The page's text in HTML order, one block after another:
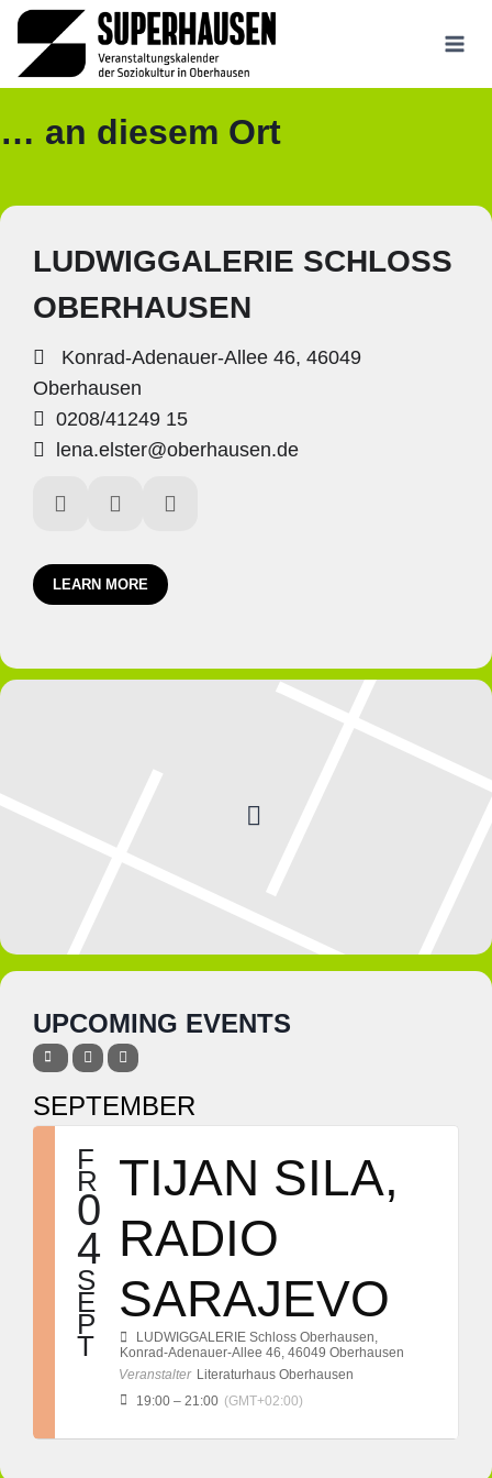
Zum
Inhalt
springen
… an diesem Ort
LUDWIGGALERIE SCHLOSS
OBERHAUSEN
Konrad-Adenauer-Allee 46, 46049
Oberhausen
0208/41249 15
lena.elster@oberhausen.de
LEARN MORE
UPCOMING EVENTS
SEPTEMBER
F
R
0
4
S
E
P
T
TIJAN SILA,
RADIO
SARAJEVO
LUDWIGGALERIE Schloss Oberhausen
Konrad-Adenauer-Allee 46, 46049 Oberhausen
Veranstalter Literaturhaus Oberhausen
19:00 – 21:00 (GMT+02:00)